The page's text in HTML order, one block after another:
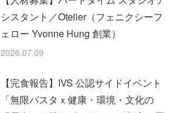
シスタント／Otelier（フェニクシーフ
ェロー Yvonne Hung 創業）
2026.07.09
【完食報告】IVS 公認サイドイベント
「無限パスタｘ健康・環境・文化の